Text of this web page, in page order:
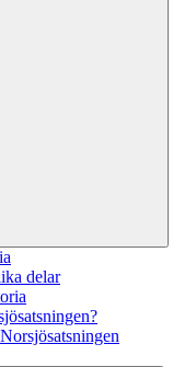
delar